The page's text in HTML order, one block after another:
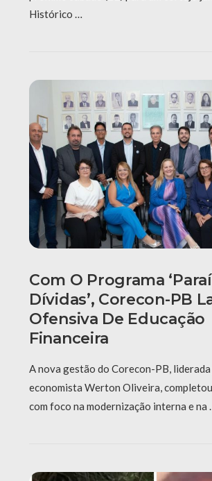
Histórico …
Com O Programa
Dívidas’, Corecon-PB
Ofensiva De Educação
Financeira
A nova gestão do Corecon-PB,
economista Werton Oliveira, completou
com foco na modernização interna e na